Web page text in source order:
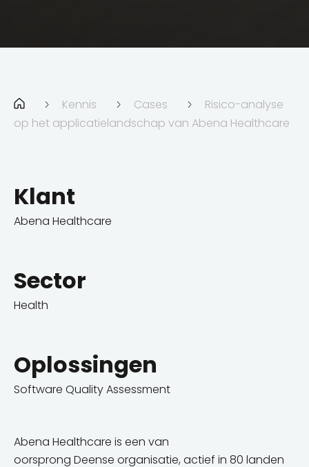
Kennis Cases
Risico-analyse
op het applicatielandschap van Abena Healthcare
Klant
Abena Healthcare
Sector
Health
Oplossingen
Software Quality Assessment
Abena Healthcare is een van
oorsprong Deense organisatie, actief in 80 landen